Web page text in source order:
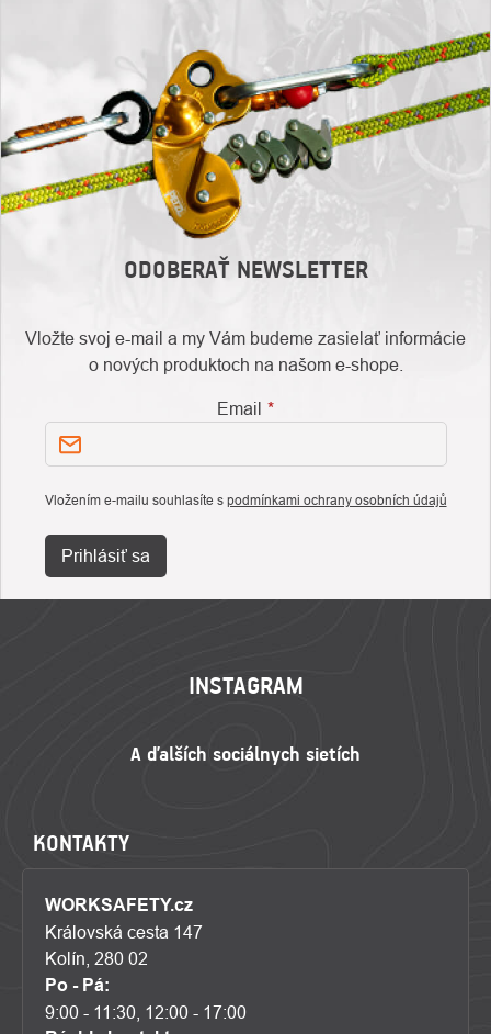
ODOBERAŤ NEWSLETTER
Vložte svoj e-mail a my Vám budeme zasielať informácie
o nových produktoch na našom e-shope.
Email
Vložením e-mailu souhlasíte s podmínkami ochrany osobních údajů
Prihlásiť sa
INSTAGRAM
KONTAKTY
WORKSAFETY.cz
Královská cesta 147
Kolín, 280 02
Po - Pá:
9:00 - 11:30, 12:00 - 17:00